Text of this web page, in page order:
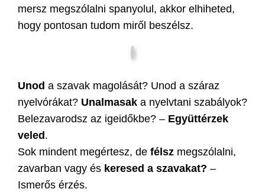
mersz megszólalni spanyolul, akkor elhiheted,
hogy pontosan tudom miről beszélsz.
Unod a szavak magolását? Unod a száraz
nyelvórákat? Unalmasaka nyelvtani szabályok?
Belezavarodsz az igeidőkbe? – Együttérzek
veled .
Sok mindent megértesz, de félszmegszólalni,
zavarban vagy és keresed a szavakat? –
Ismerős érzés.